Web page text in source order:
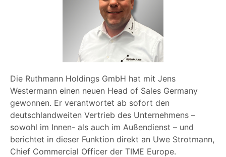
Die Ruthmann Holdings GmbH hat mit Jens
Westermann einen neuen Head of Sales Germany
gewonnen. Er verantwortet ab sofort den
deutschlandweiten Vertrieb des Unternehmens –
sowohl im Innen- als auch im Außendienst – und
berichtet in dieser Funktion direkt an Uwe Strotmann,
Chief Commercial Officer der TIME Europe.